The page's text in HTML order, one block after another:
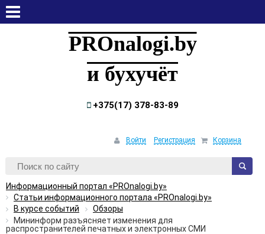
PROnalogi.by
и бухучёт
+375(17) 378-83-89
Войти Регистрация Корзина
Информационный портал «PROnalogi.by»
Статьи информационного портала «PROnalogi.by»
В курсе событий
Обзоры
Мининформ разъясняет изменения для
распространителей печатных и электронных СМИ